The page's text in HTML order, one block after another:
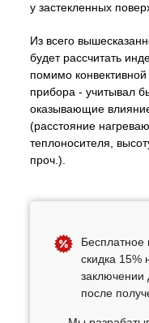
у застекленных
Из всего
будет рассчитать
помимо
прибора - учитывал
оказывающие
(расстояние
теплоносителя,
проч.).
Бесплатное
скидка 15%
заключении
после